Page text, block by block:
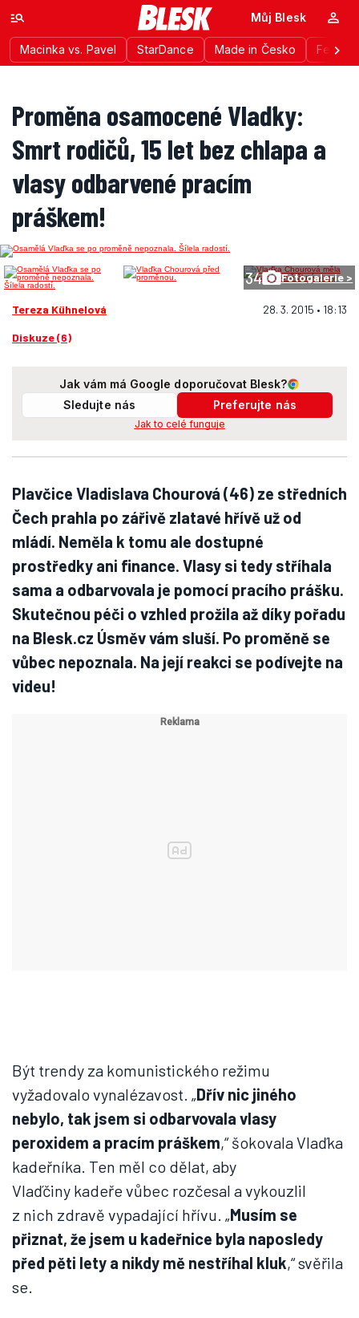
Macinka vs. Pavel StarDance Made in Česko
Můj Blesk
Proměna osamocené Vlaďky:
Smrt rodičů, 15 let bez chlapa a
vlasy odbarvené pracím
práškem!
34 Fotogalerie >
Tereza Kühnelová 28. 3. 2015 • 18:13
Diskuze (6)
Jak vám má Google doporučovat Blesk?
Sledujte nás
Preferujte nás
Jak to celé funguje
Plavčice Vladislava Chourová (46) ze středních
Čech prahla po zářivě zlatavé hřívě už od
mládí. Neměla k tomu ale dostupné
prostředky ani finance. Vlasy si tedy stříhala
sama a odbarvovala je pomocí pracího prášku.
Skutečnou péči o vzhled prožila až díky pořadu
na Blesk.cz Úsměv vám sluší. Po proměně se
vůbec nepoznala. Na její reakci se podívejte na
videu!
Být trendy za komunistického režimu
vyžadovalo vynalézavost. „Dřív nic jiného
nebylo, tak jsem si odbarvovala vlasy
peroxidem a pracím práškem,“ šokovala Vlaďka
kadeřníka. Ten měl co dělat, aby
Vlaďčiny kadeře vůbec rozčesal a vykouzlil
z nich zdravě vypadající hřívu. „Musím se
přiznat, že jsem u kadeřnice byla naposledy
před pěti lety a nikdy mě nestříhal kluk,“ svěřila
se.